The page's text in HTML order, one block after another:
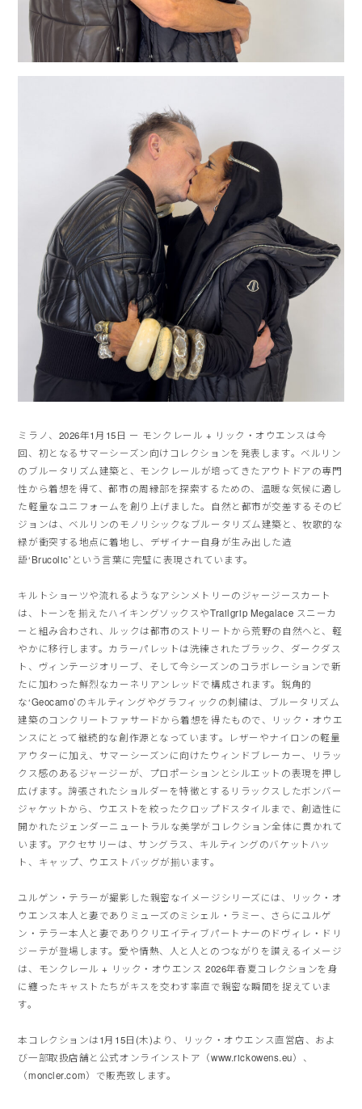
ミラノ、2026年1月15日 ー モンクレール + リック・オウエンスは今
回、 初となるサマーシーズン向けコレクションを発表します。 ベルリン
のブルータリズム建築と、 モンクレールが培ってきたアウトドアの専門
性から着想を得て、都市の周縁部を探索するための、 温暖な気候に適し
た軽量なユニフォームを創り上げました。 自然と都市が交差するそのビ
ジョンは、 ベルリンのモノリシックなブルータリズム建築と、 牧歌的な
緑が衝突する地点に着地し、 デザイナー自身が生み出した造
語‘Brucolic’ という言葉に完璧に表現されています。
キルトショーツや流れるようなアシンメトリーのジャージースカー ト
は、トーンを揃えたハイキングソックスやTrailgrip Megalace スニーカ
ーと組み合わされ、 ルックは都市のストリートから荒野の自然へと、 軽
やかに移行します。カラーパレットは洗練されたブラック、 ダークダス
ト、ヴィンテージオリーブ、 そして今シーズンのコラボレーションで新
たに加わった鮮烈なカー ネリアンレッドで構成されます。鋭角的
な‘Geocamo’のキルティングやグラフィックの刺繍は、 ブルータリズム
建築のコンクリートファサードから着想を得たもので、リック・オウエ
ンスにとって継続的な創作源となっています。
レザーやナイロンの軽量
アウターに加え、 サマーシーズンに向けたウィンドブレーカー、
リラッ
クス感のあるジャージーが、 プロポーションとシルエットの表現を押し
広げます。 誇張されたショルダーを特徴とするリラックスしたボンバー
ジャケットから、ウエストを絞ったクロップドスタイルまで、創造性に
開かれたジェンダーニュートラルな美学がコレクション全体に貫かれて
います。アクセサリーは、サングラス、 キルティングのバケットハッ
ト、キャップ、
ウエストバッグが揃います。
ユルゲン・テラーが撮影した親密なイメージシリーズには、
リック・オ
ウエンス本人と妻でありミューズのミシェル・ラミー、 さらにユルゲ
ン・ テラー本人と妻でありクリエイティブパートナーのドヴィレ・ ドリ
ジーテが登場します。愛や情熱、
人と人とのつながりを讃えるイメージ
は、モンクレール + リック・オウエンス 2026年春夏コレクションを身
に纏ったキャストたちがキスを交わす率直で親密な瞬間を捉えていま
す。
本コレクションは1月15日(木)より、リック・ オウエンス直営店、およ
び一部取扱店舗と公式オンラインストア（www.rickowens.eu）、
（moncler.com）で販売致します。